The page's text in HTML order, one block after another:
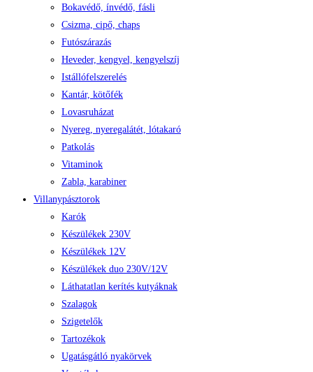
Bokavédő, ínvédő, fásli
Csizma, cipő, chaps
Futószárazás
Heveder, kengyel, kengyelszíj
Istállófelszerelés
Kantár, kötőfék
Lovasruházat
Nyereg, nyeregalátét, lótakaró
Patkolás
Vitaminok
Zabla, karabiner
Villanypásztorok
Karók
Készülékek 230V
Készülékek 12V
Készülékek duo 230V/12V
Láthatatlan kerítés kutyáknak
Szalagok
Szigetelők
Tartozékok
Ugatásgátló nyakörvek